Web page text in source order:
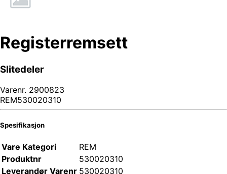
Registerremsett
Slitedeler
Varenr. 2900823
REM530020310
Spesifikasjon
Vare Kategori
REM
Produktnr
530020310
Leverandør Varenr 530020310